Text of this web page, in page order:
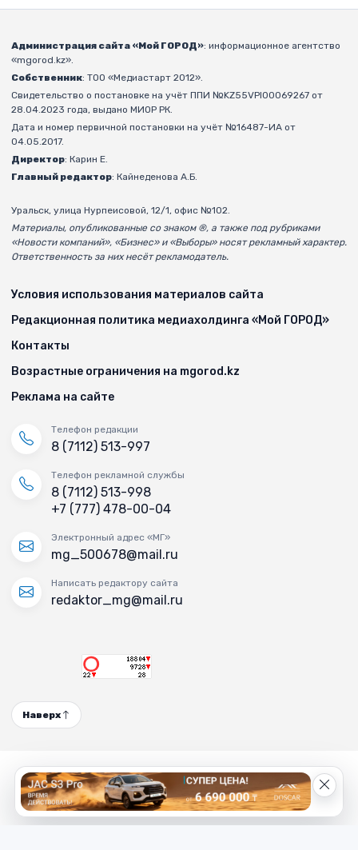
Администрация сайта «Мой ГОРОД»: информационное агентство
«mgorod.kz».
Собственник: ТОО «Медиастарт 2012».
Свидетельство о постановке на учёт ППИ №KZ55VPI00069267 от
28.04.2023 года, выдано МИОР РК.
Дата и номер первичной постановки на учёт №16487-ИА от
04.05.2017.
Директор: Карин Е.
Главный редактор: Кайнеденова А.Б.
Уральск, улица Нурпеисовой, 12/1, офис №102.
Материалы, опубликованные со знаком ®, а также под рубриками
«Новости компаний», «Бизнес» и «Выборы» носят рекламный характер.
Ответственность за них несёт рекламодатель.
Условия использования материалов сайта
Редакционная политика медиахолдинга «Мой ГОРОД»
Контакты
Возрастные ограничения на mgorod.kz
Реклама на сайте
Телефон редакции
8 (7112) 513-997
Телефон рекламной службы
8 (7112) 513-998
+7 (777) 478-00-04
Электронный адрес «МГ»
mg_500678@mail.ru
Написать редактору сайта
redaktor_mg@mail.ru
Наверх